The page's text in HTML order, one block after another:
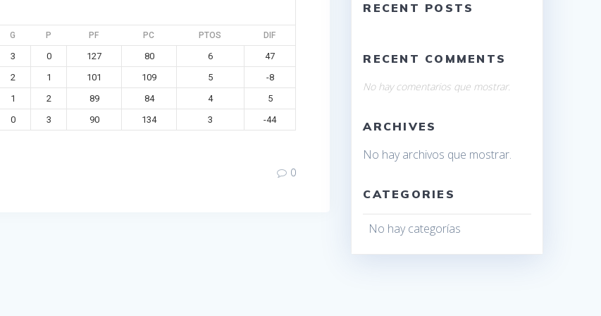
G P PF PC PTOS DIF
3 0 127 80 6
47
2 1 101 109 5
-8
1 2 89 84 4
5
0 3 90 134 3 -44
0
RECENT POSTS
RECENT COMMENTS
No hay comentarios que mostrar.
ARCHIVES
No hay archivos que mostrar.
CATEGORIES
No hay categorías